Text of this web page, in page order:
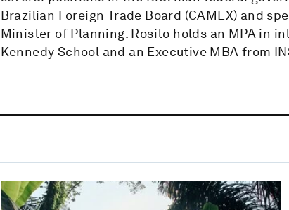
Brazilian Foreign Trade Board (CAMEX) and
Minister of Planning. Rosito holds an MPA in
Kennedy School and an Executive MBA from